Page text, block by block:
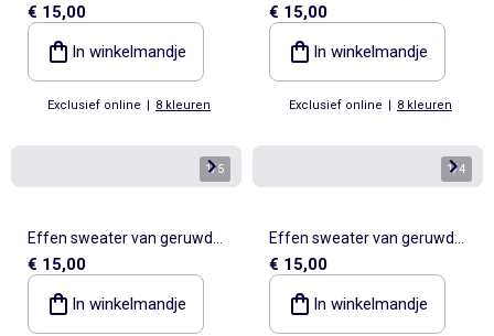
molton
€ 15,00
In winkelmandje
Exclusief online | 8 kleuren
molton
€ 15,00
In winkelmandje
Exclusief online | 8 kleuren
1/5
Effen sweater van geruwde
molton
€ 15,00
In winkelmandje
1/4
Effen sweater van geruwde
molton
€ 15,00
In winkelmandje